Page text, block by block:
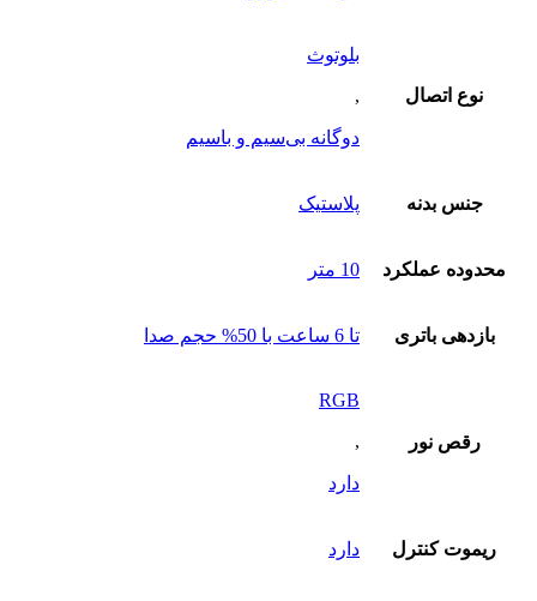
نوع اتصال
بلوتوث
,
دوگانه بی‌سیم و باسیم
جنس بدنه پلاستیک
محدوده عملکرد 10 متر
بازدهی باتری تا 6 ساعت با 50% حجم صدا
رقص نور
RGB
,
دارد
ریموت کنترل دارد